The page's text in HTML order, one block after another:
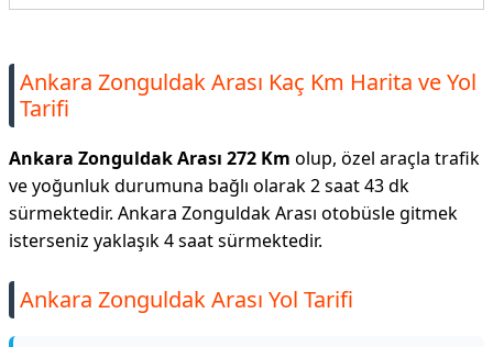
Ankara Zonguldak Arası Kaç Km Harita ve Yol
Tarifi
Ankara Zonguldak Arası 272 Km olup, özel araçla trafik
ve yoğunluk durumuna bağlı olarak 2 saat 43 dk
sürmektedir. Ankara Zonguldak Arası otobüsle gitmek
isterseniz yaklaşık 4 saat sürmektedir.
Ankara Zonguldak Arası Yol Tarifi